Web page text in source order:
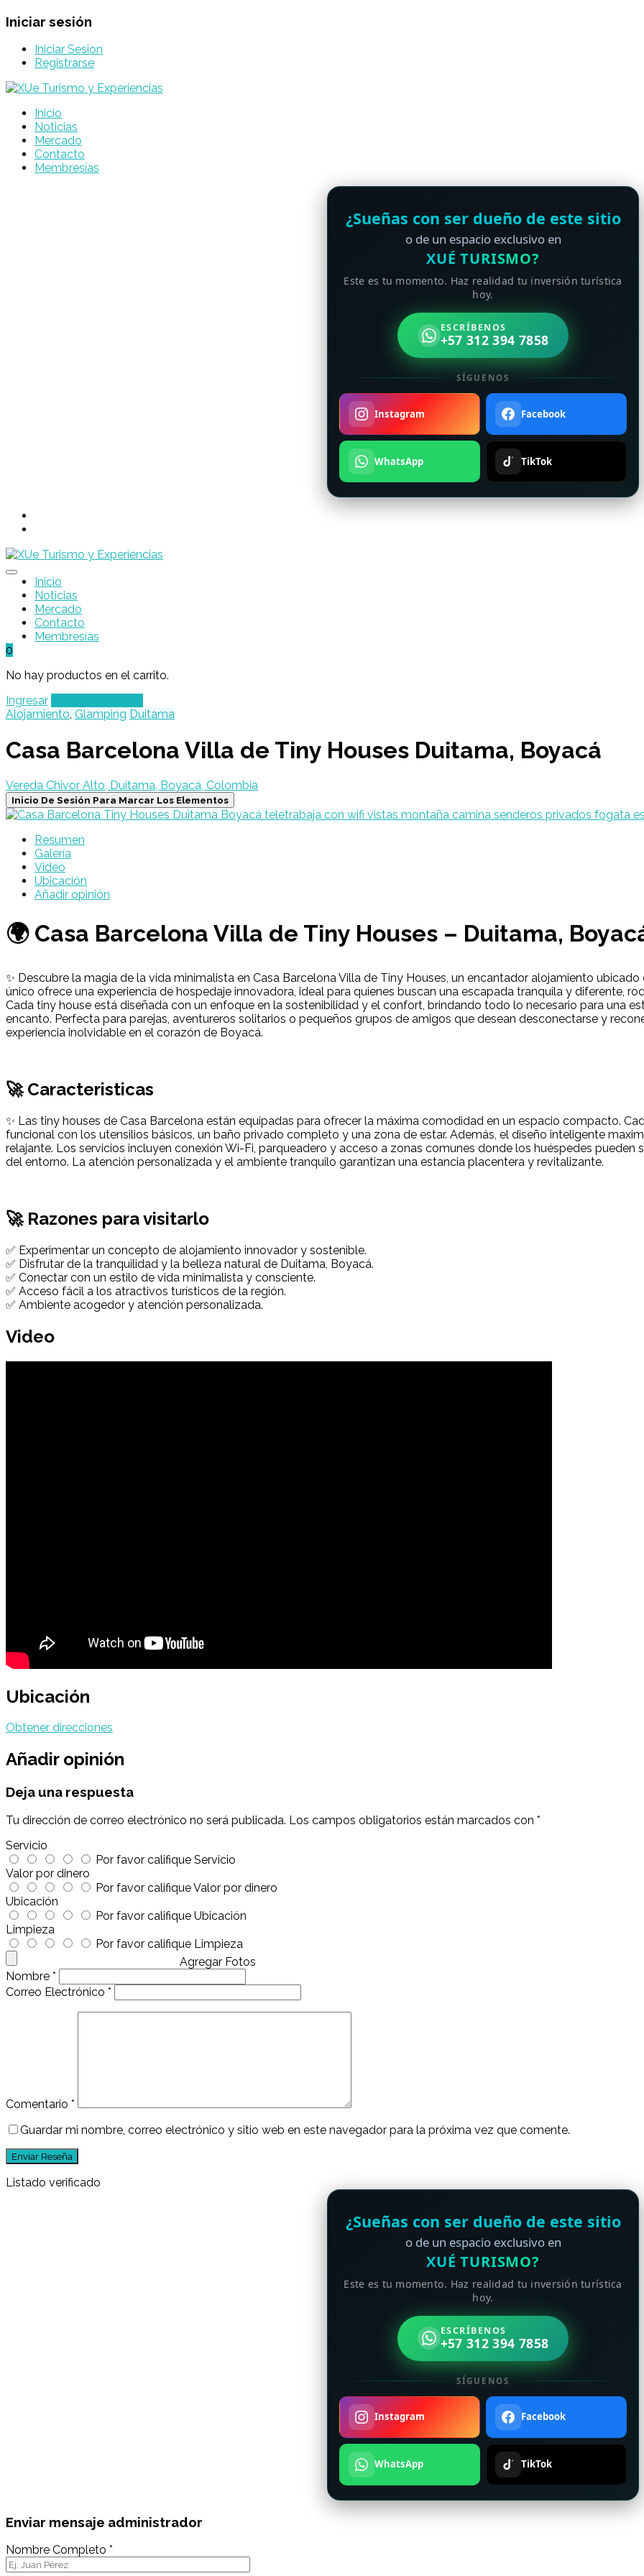
Iniciar sesión
Iniciar Sesion
Registrarse
Inicio
Noticias
Mercado
Contacto
Membresías
¿Sueñas con ser dueño de este sitio
o de un espacio exclusivo en
XUÉ TURISMO?
Este es tu momento. Haz realidad tu inversión turística
hoy.
ESCRÍBENOS
+57 312 394 7858
SÍGUENOS
Instagram Facebook
WhatsApp TikTok
Inicio
Noticias
Mercado
Contacto
Membresías
0
No hay productos en el carrito.
Ingresar
Alojamiento, Glamping Duitama
Casa Barcelona Villa de Tiny Houses Duitama, Boyacá
Vereda Chivor Alto, Duitama, Boyacá, Colombia
Inicio De Sesión Para Marcar Los Elementos
Resumen
Galería
Video
Ubicación
Añadir opinión
🌍 Casa Barcelona Villa de Tiny Houses – Duitama,
✨ Descubre la magia de la vida minimalista en Casa Barcelona Villa de Tiny Houses, un encantador alojamiento
único ofrece una experiencia de hospedaje innovadora, ideal para quienes buscan una escapada tranquila y diferente,
Cada tiny house está diseñada con un enfoque en la sostenibilidad y el confort, brindando todo lo necesario para una
encanto. Perfecta para parejas, aventureros solitarios o pequeños grupos de amigos que desean desconectarse y
experiencia inolvidable en el corazón de Boyacá.
🚀 Caracteristicas
✨ Las tiny houses de Casa Barcelona están equipadas para ofrecer la máxima comodidad en un espacio compacto.
funcional con los utensilios básicos, un baño privado completo y una zona de estar. Además, el diseño inteligente
relajante. Los servicios incluyen conexión Wi-Fi, parqueadero y acceso a zonas comunes donde los huéspedes
del entorno. La atención personalizada y el ambiente tranquilo garantizan una estancia placentera y revitalizante.
🚀 Razones para visitarlo
✅ Experimentar un concepto de alojamiento innovador y sostenible.
✅ Disfrutar de la tranquilidad y la belleza natural de Duitama, Boyacá.
✅ Conectar con un estilo de vida minimalista y consciente.
✅ Acceso fácil a los atractivos turísticos de la región.
✅ Ambiente acogedor y atención personalizada.
Video
Ubicación
Obtener direcciones
Añadir opinión
Deja una respuesta
Tu dirección de correo electrónico no será publicada. Los campos obligatorios están marcados con *
Servicio
Por favor califique Servicio
Valor por dinero
Por favor califique Valor por dinero
Ubicación
Por favor califique Ubicación
Limpieza
Por favor califique Limpieza
Agregar Fotos
Nombre *
Correo Electrónico *
Comentario *
Guardar mi nombre, correo electrónico y sitio web en este navegador para la próxima vez que comente.
Listado verificado
¿Sueñas con ser dueño de este sitio
o de un espacio exclusivo en
XUÉ TURISMO?
Este es tu momento. Haz realidad tu inversión turística
hoy.
ESCRÍBENOS
+57 312 394 7858
SÍGUENOS
Instagram Facebook
WhatsApp TikTok
Enviar mensaje administrador
Nombre Completo *